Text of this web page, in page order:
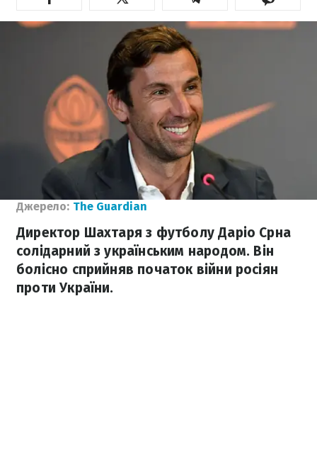
Джерело: The Guardian
Директор Шахтаря з футболу Даріо Срна
солідарний з українським народом. Він
болісно сприйняв початок війни росіян
проти України.